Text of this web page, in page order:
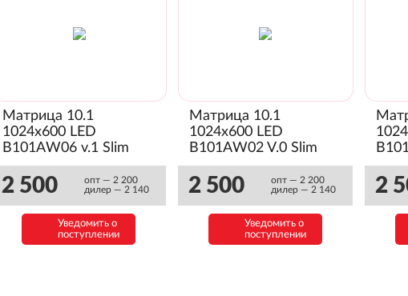
Матрица 10.1
1024x600 LED
B101AW06 v.1 Slim
(Глянец)
2 500
опт — 2 200
дилер — 2 140
Уведомить о
поступлении
Матрица 10.1
1024x600 LED
B101AW02 V.0 Slim
(Глянец)
2 500
опт — 2 200
дилер — 2 140
Уведомить о
поступлении
2